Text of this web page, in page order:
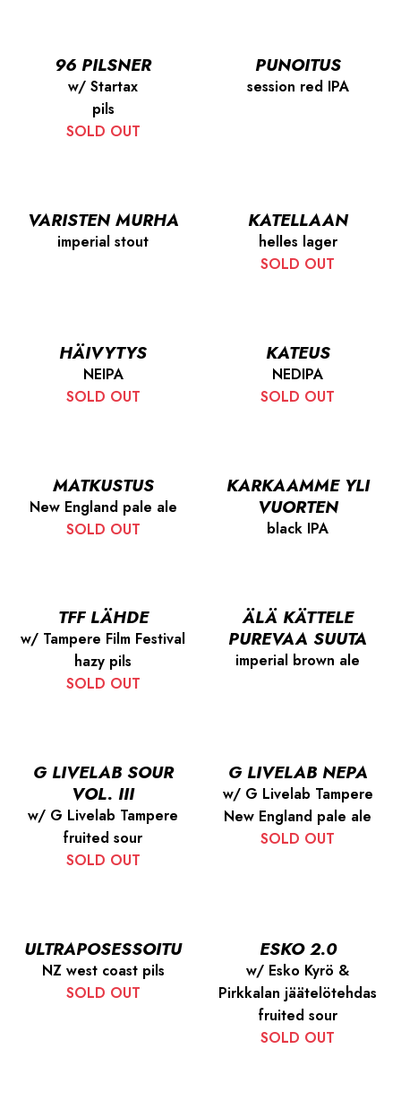
96 PILSNER
w/ Startax
pils
SOLD OUT
PUNOITUS
session red IPA
VARISTEN MURHA
imperial stout
KATELLAAN
helles lager
SOLD OUT
HÄIVYTYS
NEIPA
SOLD OUT
KATEUS
NEDIPA
SOLD OUT
MATKUSTUS
New England pale ale
SOLD OUT
KARKAAMME YLI
VUORTEN
black IPA
TFF LÄHDE
w/ Tampere Film Festival
hazy pils
SOLD OUT
ÄLÄ KÄTTELE
PUREVAA SUUTA
imperial brown ale
G LIVELAB SOUR
VOL. III
w/ G Livelab Tampere
fruited sour
SOLD OUT
G LIVELAB NEPA
w/ G Livelab Tampere
New England pale ale
SOLD OUT
ULTRAPOSESSOITU
NZ west coast pils
SOLD OUT
ESKO 2.0
w/ Esko Kyrö &
Pirkkalan jäätelötehdas
fruited sour
SOLD OUT